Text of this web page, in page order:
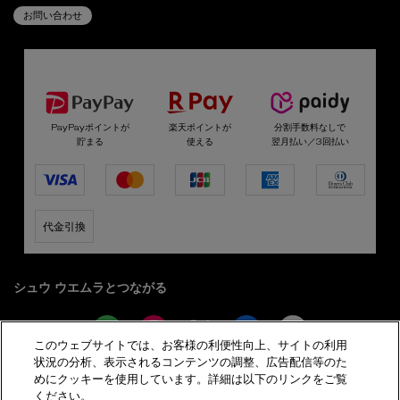
お問い合わせ
PayPayポイントが
貯まる
楽天ポイントが
使える
分割手数料なしで
翌月払い／3回払い
代金引換
シュウ ウエムラとつながる
このウェブサイトでは、お客様の利便性向上、サイトの利用
状況の分析、表示されるコンテンツの調整、広告配信等のた
めにクッキーを使用しています。詳細は以下のリンクをご覧